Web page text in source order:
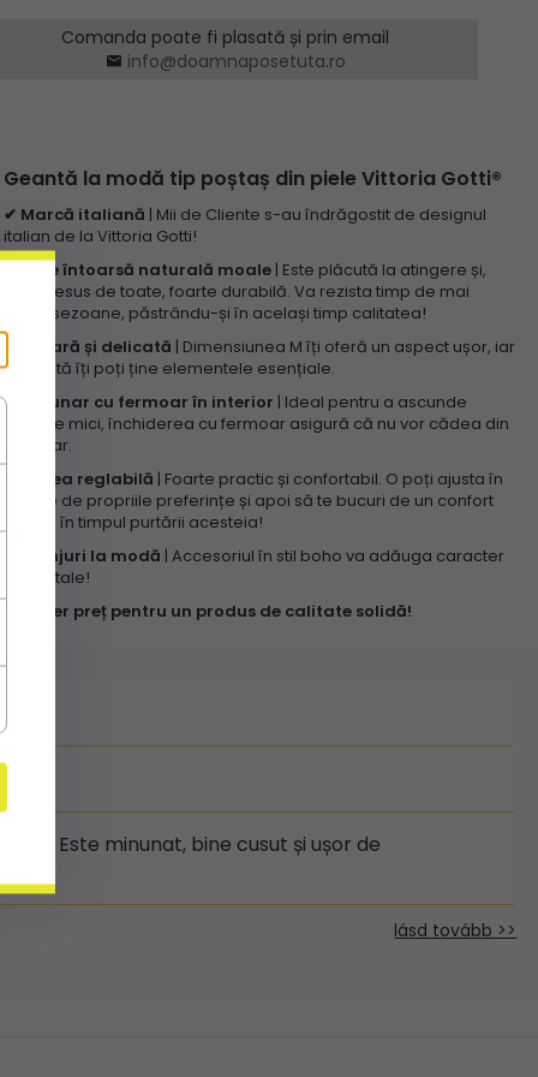
Comanda poate fi plasată și prin email
info@doamnaposetuta.ro
Geantă la modă tip poștaș din piele Vittoria Gotti®
✔ Marcă italiană | Mii de Cliente s-au îndrăgostit de designul
italian de la Vittoria Gotti!
✔ Piele întoarsă naturală moale | Este plăcută la atingere și,
mai presus de toate, foarte durabilă. Va rezista timp de mai
multe sezoane, păstrându-și în același timp calitatea!
✔ Ușoară și delicată | Dimensiunea M îți oferă un aspect ușor, iar
totodată îți poți ține elementele esențiale.
✔ Buzunar cu fermoar în interior | Ideal pentru a ascunde
obiecte mici, închiderea cu fermoar asigură că nu vor cădea din
buzunar.
✔ Curea reglabilă | Foarte practic și confortabil. O poți ajusta în
funcție de propriile preferințe și apoi să te bucuri de un confort
maxim în timpul purtării acesteia!
✔ Franjuri la modă | Accesoriul în stil boho va adăuga caracter
ținutei tale!
✔ Super preț pentru un produs de calitate solidă!
10. Este minunat, bine cusut și ușor de
lásd tovább >>